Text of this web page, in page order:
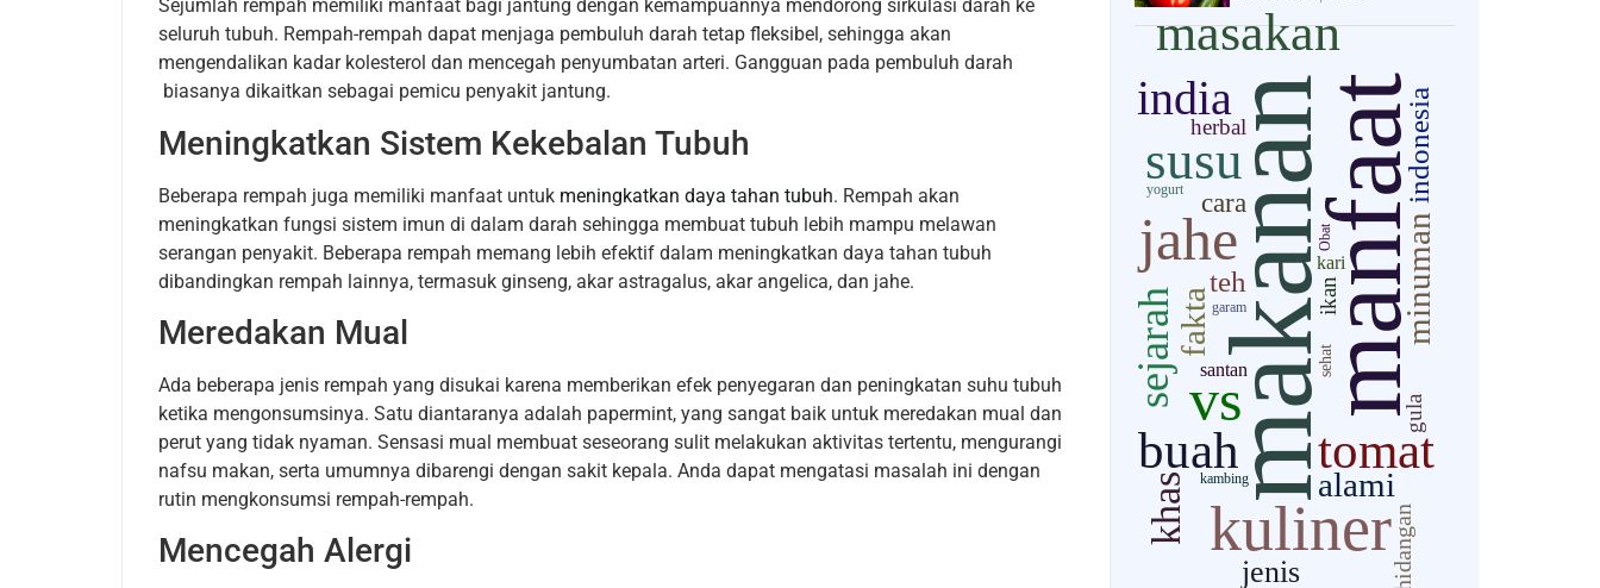
Sejumlah rempah memiliki manfaat bagi jantung dengan kemampuannya mendorong sirkulasi darah ke
seluruh tubuh. Rempah-rempah dapat menjaga pembuluh darah tetap fleksibel, sehingga akan
mengendalikan kadar kolesterol dan mencegah penyumbatan arteri. Gangguan pada pembuluh darah
biasanya dikaitkan sebagai pemicu penyakit jantung.
Meningkatkan Sistem Kekebalan Tubuh
Beberapa rempah juga memiliki manfaat untuk meningkatkan daya tahan tubuh. Rempah akan
meningkatkan fungsi sistem imun di dalam darah sehingga membuat tubuh lebih mampu melawan
serangan penyakit. Beberapa rempah memang lebih efektif dalam meningkatkan daya tahan tubuh
dibandingkan rempah lainnya, termasuk ginseng, akar astragalus, akar angelica, dan jahe.
Meredakan Mual
Ada beberapa jenis rempah yang disukai karena memberikan efek penyegaran dan peningkatan suhu tubuh
ketika mengonsumsinya. Satu diantaranya adalah papermint, yang sangat baik untuk meredakan mual dan
perut yang tidak nyaman. Sensasi mual membuat seseorang sulit melakukan aktivitas tertentu, mengurangi
nafsu makan, serta umumnya dibarengi dengan sakit kepala. Anda dapat mengatasi masalah ini dengan
rutin mengkonsumsi rempah-rempah.
Mencegah Alergi